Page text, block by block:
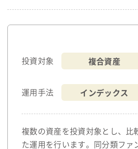
投資対象 複合資産
運用手法 インデックス
複数の資産を投資対象とし、比
た運用を行います。同分類ファ